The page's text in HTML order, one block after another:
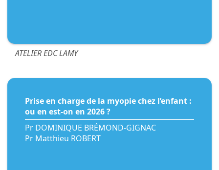
ATELIER EDC LAMY
Prise en charge de la myopie chez l’enfant :
ou en est-on en 2026 ?
Pr DOMINIQUE BRÉMOND-GIGNAC
Pr Matthieu ROBERT